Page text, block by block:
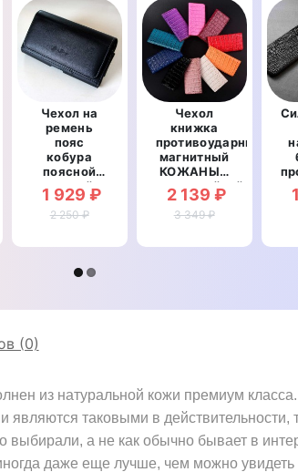
Чехол на
ремень
пояс
кобура
поясной
кожаный c
карманами
для Huawei
"RAMOS"
1 929 ₽
2 250 ₽
Чехол
книжка
противоударный
магнитный
КОЖАНЫЙ
влагостойкий
для Huawei
P30
2 139 ₽
3 349 ₽
(0)
из натуральной кожи премиум класса.
являются таковыми в
выбирали, а не как обычно бывает в
даже еще лучше, чем можно